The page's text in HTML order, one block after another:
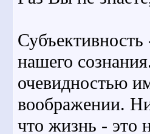
нашего
очевидностью
воображении.
что жизнь - это